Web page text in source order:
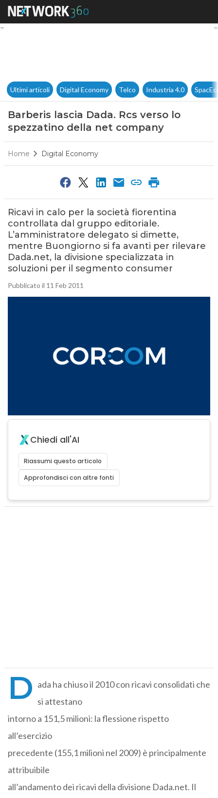
Barberis lascia Dada. Rcs
Ultimi articoli Digital Economy Telco Industria 4.0
Barberis lascia Dada. Rcs verso lo
spezzatino della net company
Home Digital Economy
Ricavi in calo per la società fiorentina
controllata dal gruppo editoriale.
L’amministratore delegato si dimette,
mentre Buongiorno si fa avanti per rilevare
Dada.net, la divisione specializzata in
soluzioni per il segmento consumer
Pubblicato il 11 Feb 2011
Chiedi all'AI
Riassumi questo articolo
Approfondisci con altre fonti
D ada ha chiuso il 2010 con ricavi consolidati che
si attestano
intorno a 151,5 milioni: la flessione rispetto
all’esercizio
precedente (155,1 milioni nel 2009) è principalmente
attribuibile
all’andamento dei ricavi della divisione Dada.net. Il